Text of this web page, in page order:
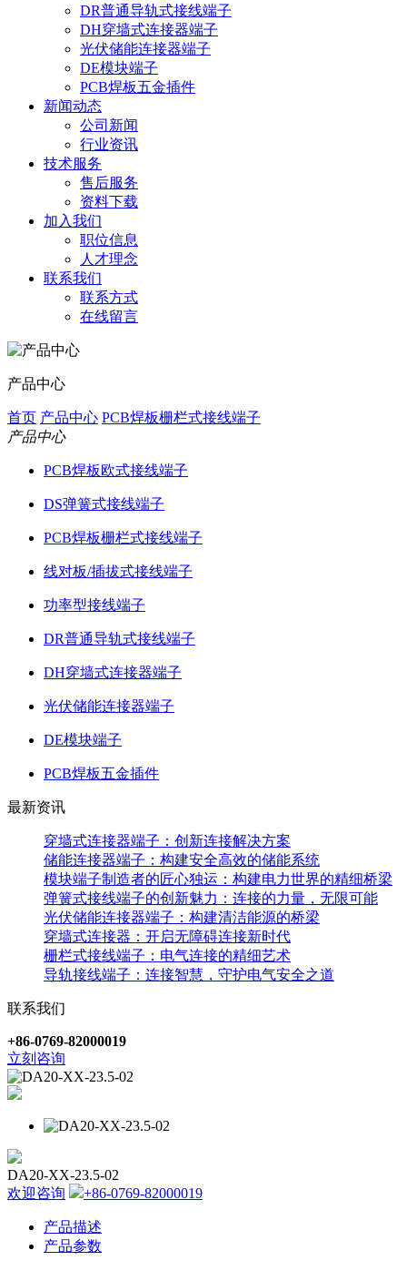
DR普通导轨式接线端子
DH穿墙式连接器端子
光伏储能连接器端子
DE模块端子
PCB焊板五金插件
新闻动态
公司新闻
行业资讯
技术服务
售后服务
资料下载
加入我们
职位信息
人才理念
联系我们
联系方式
在线留言
产品中心
首页 产品中心 PCB焊板栅栏式接线端子
产品中心
PCB焊板欧式接线端子
DS弹簧式接线端子
PCB焊板栅栏式接线端子
线对板/插拔式接线端子
功率型接线端子
DR普通导轨式接线端子
DH穿墙式连接器端子
光伏储能连接器端子
DE模块端子
PCB焊板五金插件
最新资讯
穿墙式连接器端子：创新连接解决方案
储能连接器端子：构建安全高效的储能系统
模块端子制造者的匠心独运：构建电力世界的精细桥梁
弹簧式接线端子的创新魅力：连接的力量，无限可能
光伏储能连接器端子：构建清洁能源的桥梁
穿墙式连接器：开启无障碍连接新时代
栅栏式接线端子：电气连接的精细艺术
导轨接线端子：连接智慧，守护电气安全之道
联系我们
+86-0769-82000019
立刻咨询
DA20-XX-23.5-02
欢迎咨询
+86-0769-82000019
产品描述
产品参数